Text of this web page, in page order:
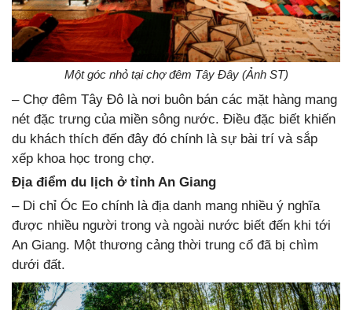
Một góc nhỏ tại chợ đêm Tây Đây (Ảnh ST)
– Chợ đêm Tây Đô là nơi buôn bán các mặt hàng mang
nét đặc trưng của miền sông nước. Điều đặc biết khiến
du khách thích đến đây đó chính là sự bài trí và sắp
xếp khoa học trong chợ.
Địa điểm du lịch ở tỉnh An Giang
– Di chỉ Óc Eo chính là địa danh mang nhiều ý nghĩa
được nhiều người trong và ngoài nước biết đến khi tới
An Giang. Một thương cảng thời trung cổ đã bị chìm
dưới đất.